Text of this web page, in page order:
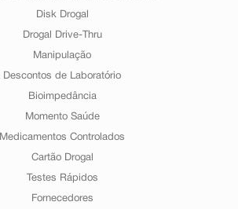
Disk Drogal
Drogal Drive-Thru
Manipulação
Descontos de Laboratório
Bioimpedância
Momento Saúde
Medicamentos Controlados
Cartão Drogal
Testes Rápidos
Fornecedores